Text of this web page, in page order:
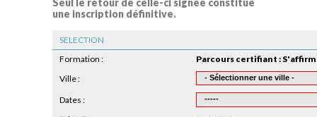
EN PRATIQUE
CONSEILS MICRO-COACHING
PODCAST
WEBINAIRES
Seul le retour de celle-ci signée constitue
une inscription définitive.
Formation :
Ville :
Dates :
SELECTION